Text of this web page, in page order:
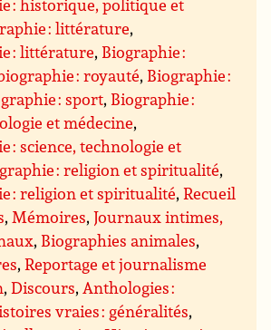
: historique, politique et
: littérature,
: littérature, Biographie :
: royauté, Biographie :
: sport, Biographie :
et médecine,
: science, technologie et
: religion et spiritualité,
: religion et spiritualité,Recueil
,Mémoires,Journaux intimes,
, Biographies animales,
,Reportage et journalisme
,Discours,Anthologies :
vraies : généralités,